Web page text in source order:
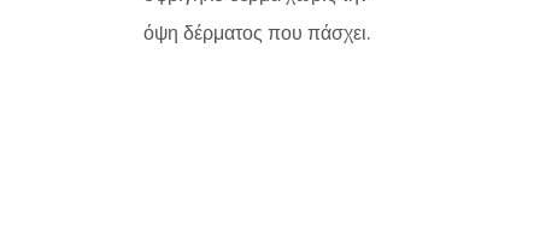
όψη δέρματος που πάσχει.